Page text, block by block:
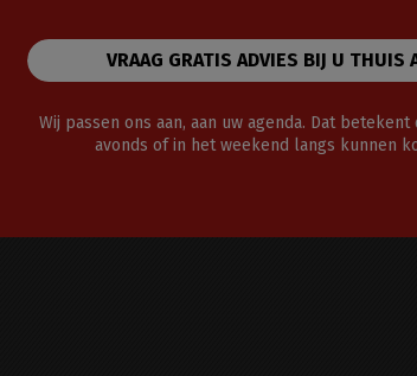
VRAAG GRATIS ADVIES BIJ U THUIS
Wij passen ons aan, aan uw agenda. Dat betekent
avonds of in het weekend langs kunnen